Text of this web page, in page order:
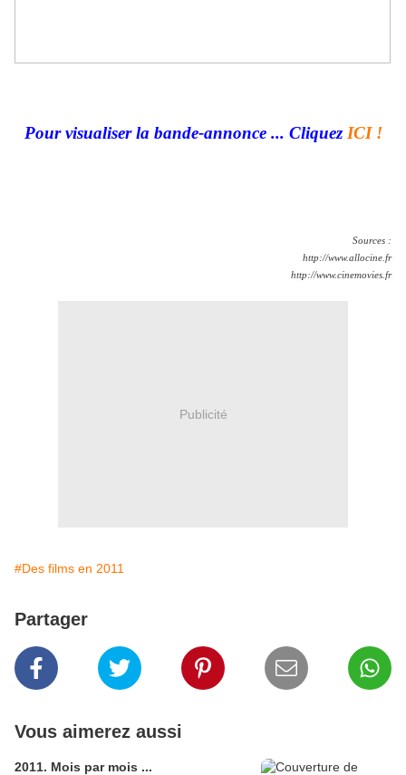
Pour visualiser la bande-annonce ... Cliquez ICI !
Sources :
http://www.allocine.fr
http://www.cinemovies.fr
Publicité
#Des films en 2011
Partager
Vous aimerez aussi
2011. Mois par mois ...